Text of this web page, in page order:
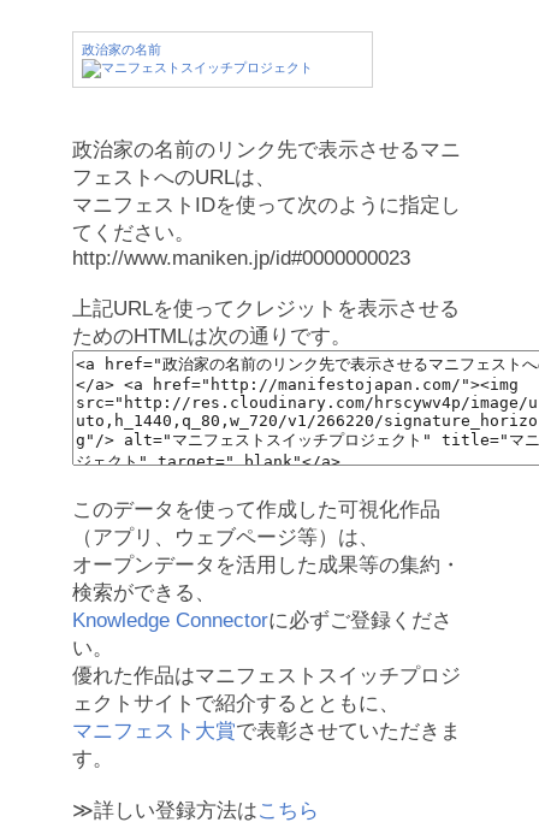
政治家の名前
政治家の名前のリンク先で表示させるマニ
フェストへのURLは、
マニフェストIDを使って次のように指定し
てください。
http://www.maniken.jp/id#0000000023
上記URLを使ってクレジットを表示させる
ためのHTMLは次の通りです。
このデータを使って作成した可視化作品
（アプリ、ウェブページ等）は、
オープンデータを活用した成果等の集約・
検索ができる、
Knowledge Connectorに必ずご登録くださ
い。
優れた作品はマニフェストスイッチプロジ
ェクトサイトで紹介するとともに、
マニフェスト大賞で表彰させていただきま
す。
≫詳しい登録方法はこちら